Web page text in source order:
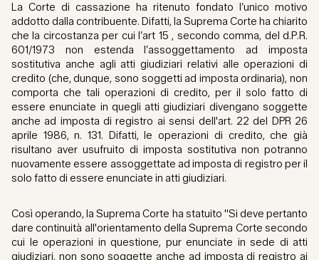
La Corte di cassazione ha ritenuto fondato l’unico motivo
addotto dalla contribuente. Difatti, la Suprema Corte ha chiarito
che la circostanza per cui l’art 15 , secondo comma, del d.P.R.
601/1973 non estenda l’assoggettamento ad imposta
sostitutiva anche agli atti giudiziari relativi alle operazioni di
credito (che, dunque, sono soggetti ad imposta ordinaria), non
comporta che tali operazioni di credito, per il solo fatto di
essere enunciate in quegli atti giudiziari divengano soggette
anche ad imposta di registro ai sensi dell'art. 22 del DPR 26
aprile 1986, n. 131. Difatti, le operazioni di credito, che già
risultano aver usufruito di imposta sostitutiva non potranno
nuovamente essere assoggettate ad imposta di registro per il
solo fatto di essere enunciate in atti giudiziari.
Così operando, la Suprema Corte ha statuito "Si deve pertanto
dare continuità all'orientamento della Suprema Corte secondo
cui le operazioni in questione, pur enunciate in sede di atti
giudiziari, non sono soggette anche ad imposta di registro ai